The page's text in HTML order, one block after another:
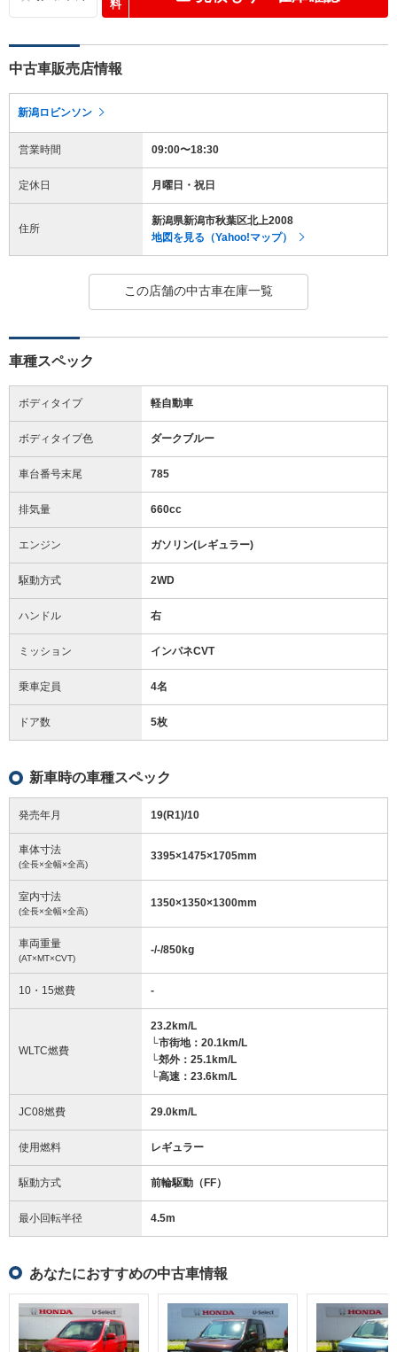
料
中古車販売店情報
新潟ロビンソン
営業時間 09:00〜18:30
定休日 月曜日・祝日
住所
新潟県新潟市秋葉区北上2008
地図を見る（Yahoo!マップ）
この店舗の中古車在庫一覧
車種スペック
ボディタイプ 軽自動車
ボディタイプ色 ダークブルー
車台番号末尾 785
排気量 660cc
エンジン ガソリン(レギュラー)
駆動方式 2WD
ハンドル 右
ミッション インパネCVT
乗車定員 4名
ドア数 5枚
新車時の車種スペック
発売年月 19(R1)/10
車体寸法
(全長×全幅×全高)
3395×1475×1705mm
室内寸法
(全長×全幅×全高)
1350×1350×1300mm
車両重量
(AT×MT×CVT)
-/-/850kg
10・15燃費 -
WLTC燃費
23.2km/L
└市街地：20.1km/L
└郊外：25.1km/L
└高速：23.6km/L
JC08燃費 29.0km/L
使用燃料 レギュラー
駆動方式 前輪駆動（FF）
最小回転半径 4.5m
あなたにおすすめの中古車情報